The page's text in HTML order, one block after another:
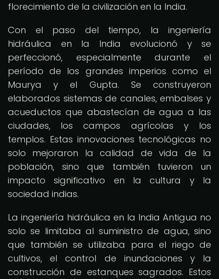
florecimiento de la civilización en la India.
Con el paso del tiempo, la ingeniería
hidráulica en la India evolucionó y se
perfeccionó, especialmente durante el
período de los grandes imperios como el
Maurya y el Gupta. Se construyeron
elaborados sistemas de canales, embalses y
acueductos que abastecían de agua a las
ciudades, los campos agrícolas y los
templos. Estas innovaciones tecnológicas no
solo mejoraron la calidad de vida de la
población, sino que también tuvieron un
impacto significativo en la cultura y la
sociedad indias.
La ingeniería hidráulica en la India Antigua no
solo se limitaba al suministro de agua, sino
que también se utilizaba para el riego de
cultivos, el control de inundaciones y la
construcción de estanques sagrados. Estos